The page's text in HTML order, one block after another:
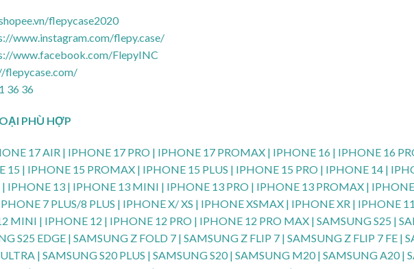
flepycase2020
www.instagram.com/flepy.case/
www.facebook.com/FlepyINC
flepycase.com/
36 36
PHÙ HỢP
17 AIR | IPHONE 17 PRO | IPHONE 17 PROMAX | IPHONE 16 | IPHONE 16
15 | IPHONE 15 PROMAX | IPHONE 15 PLUS | IPHONE 15 PRO | IPHONE 14 |
IPHONE 13 | IPHONE 13 MINI | IPHONE 13 PRO | IPHONE 13 PROMAX |
7 PLUS/8 PLUS | IPHONE X/ XS | IPHONE XSMAX | IPHONE XR | IPHONE
MINI | IPHONE 12 | IPHONE 12 PRO | IPHONE 12 PRO MAX | SAMSUNG S25 |
S25 EDGE | SAMSUNG Z FOLD 7 | SAMSUNG Z FLIP 7 | SAMSUNG Z FLIP 7 FE |
| SAMSUNG S20 PLUS | SAMSUNG S20 | SAMSUNG M20 | SAMSUNG A20 |